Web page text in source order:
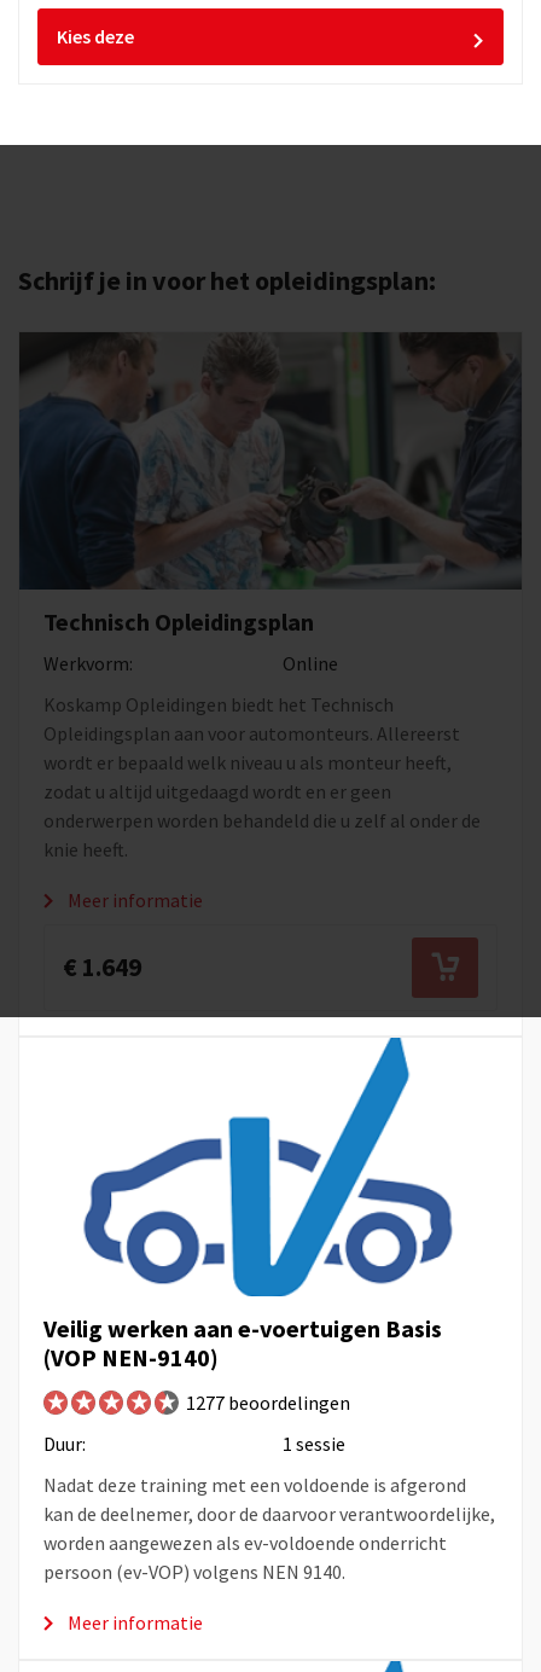
Kies deze
Schrijf je in voor het opleidingsplan:
Technisch Opleidingsplan
Werkvorm:
Online
Koskamp Opleidingen biedt het Technisch
Opleidingsplan aan voor automonteurs. Allereerst
wordt er bepaald welk niveau u als monteur heeft,
zodat u altijd uitgedaagd wordt en er geen
onderwerpen worden behandeld die u zelf al onder de
knie heeft.
Meer informatie
€ 1.649
Veilig werken aan e-voertuigen Basis
(VOP NEN-9140)
1277 beoordelingen
Duur:
1 sessie
Nadat deze training met een voldoende is afgerond
kan de deelnemer, door de daarvoor verantwoordelijke,
worden aangewezen als ev-voldoende onderricht
persoon (ev-VOP) volgens NEN 9140.
Meer informatie